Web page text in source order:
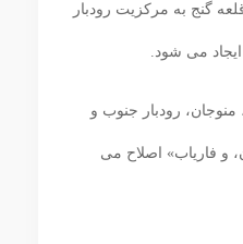
‏گنج به مرکزیت رودبار
می‏ شود.
منوجان، رودبار جنوب و
و فاریاب» اصلاح می